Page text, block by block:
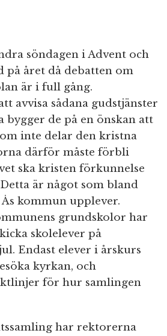
söndagen i Advent och
på året då debatten om
är i full gång.
avvisa sådana gudstjänster
bygger de på en önskan att
inte delar den kristna
därför måste förbli
ska kristen förkunnelse
är något som bland
kommun upplever.
grundskolor har
skolelever på
Endast elever i årskurs
kyrkan, och
för hur samlingen
har rektorerna